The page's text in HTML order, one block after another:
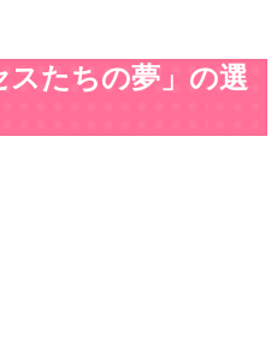
スたちの夢」の選